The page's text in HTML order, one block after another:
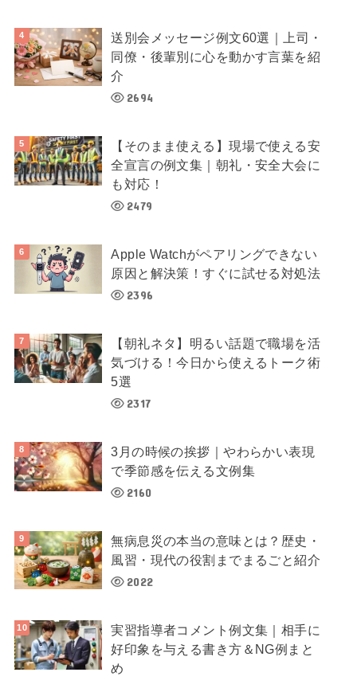
送別会メッセージ例文60選｜上司・
同僚・後輩別に心を動かす言葉を紹
介
2694
【そのまま使える】現場で使える安
全宣言の例文集｜朝礼・安全大会に
も対応！
2479
Apple Watchがペアリングできない
原因と解決策！すぐに試せる対処法
2396
【朝礼ネタ】明るい話題で職場を活
気づける！今日から使えるトーク術
5選
2317
3月の時候の挨拶｜やわらかい表現
で季節感を伝える文例集
2160
無病息災の本当の意味とは？歴史・
風習・現代の役割までまるごと紹介
2022
実習指導者コメント例文集｜相手に
好印象を与える書き方＆NG例まと
め